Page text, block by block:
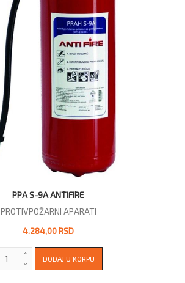
PPA S-9A ANTIFIRE
PROTIVPOŽARNI APARATI
4.284,00 RSD